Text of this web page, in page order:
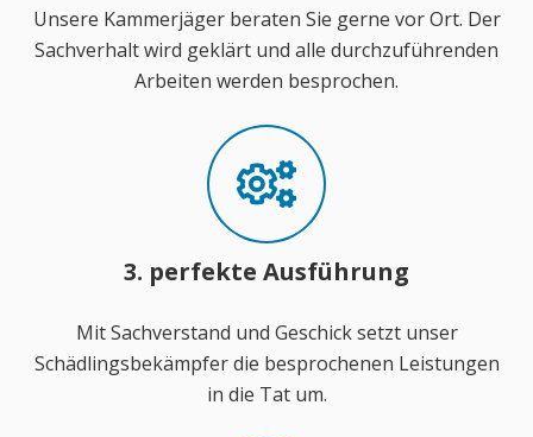
Unsere Kammerjäger beraten Sie gerne vor Ort. Der
Sachverhalt wird geklärt und alle durchzuführenden
Arbeiten werden besprochen.
3. perfekte Ausführung
Mit Sachverstand und Geschick setzt unser
Schädlingsbekämpfer die besprochenen Leistungen
in die Tat um.